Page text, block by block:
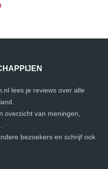
lees je reviews over alle
overzicht van meningen,
bezoekers en schrijf ook